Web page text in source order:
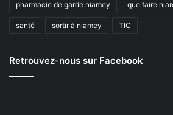
pharmacie de garde niamey que faire
santé sortir à niamey TIC
Retrouvez-nous sur Facebook